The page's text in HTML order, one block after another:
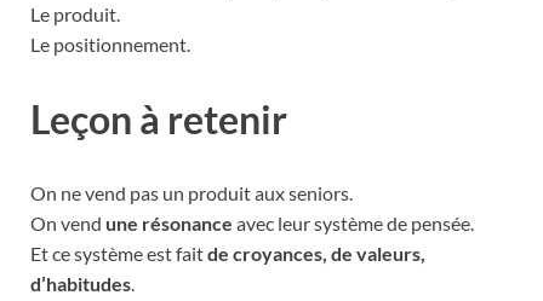
Le produit.
Le positionnement.
Leçon à retenir
On ne vend pas un produit aux seniors.
On vend une résonance avec leur système de pensée.
Et ce système est faitde croyances, de valeurs,
d’habitudes.